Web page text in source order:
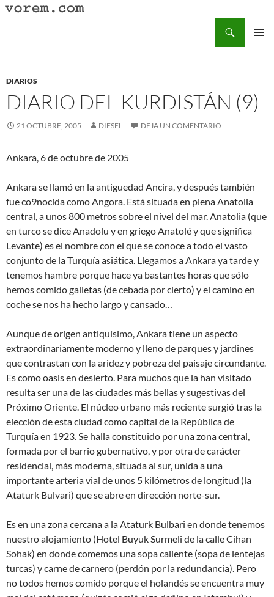
Saltar
DIARIOS
DIARIO DEL KURDISTÁN (9)
21 OCTUBRE, 2005 DIESEL DEJA UN COMENTARIO
Ankara, 6 de octubre de 2005
Ankara se llamó en la antiguedad Ancira, y después también
fue co9nocida como Angora. Está situada en plena Anatolia
central, a unos 800 metros sobre el nivel del mar. Anatolia (que
en turco se dice Anadolu y en griego Anatolé y que significa
Levante) es el nombre con el que se conoce a todo el vasto
conjunto de la Turquía asiática. Llegamos a Ankara ya tarde y
tenemos hambre porque hace ya bastantes horas que sólo
hemos comido galletas (de cebada por cierto) y el camino en
coche se nos ha hecho largo y cansado…
Aunque de origen antiquísimo, Ankara tiene un aspecto
extraordinariamente moderno y lleno de parques y jardines
que contrastan con la aridez y pobreza del paisaje circundante.
Es como oasis en desierto. Para muchos que la han visitado
resulta ser una de las ciudades más bellas y sugestivas del
Próximo Oriente. El núcleo urbano más reciente surgió tras la
elección de esta ciudad como capital de la República de
Turquía en 1923. Se halla constituido por una zona central,
formada por el barrio gubernativo, y por otra de carácter
residencial, más moderna, situada al sur, unida a una
importante arteria vial de unos 5 kilómetros de longitud (la
Ataturk Bulvari) que se abre en dirección norte-sur.
Es en una zona cercana a la Ataturk Bulbari en donde tenemos
nuestro alojamiento (Hotel Buyuk Surmeli de la calle Cihan
Sohak) en donde comemos una sopa caliente (sopa de lentejas
turcas) y carne de carnero (perdón por la redundancia). Pero
no todos hemos comido porque el holandés se encuentra muy